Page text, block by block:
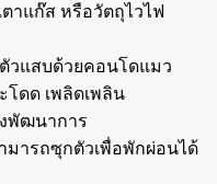
าแก๊ส หรือวัตถุไวไฟ
วแสบด้วยคอนโดแมว
โดด เพลิดเพลิน
พัฒนาการ
มารถซุกตัวเพื่อพักผ่อนได้